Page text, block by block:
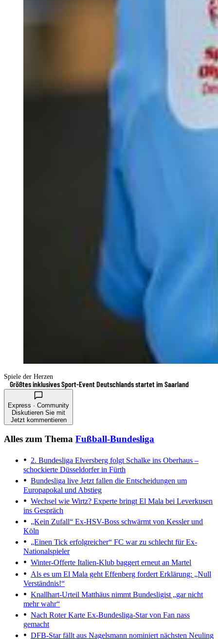
Spiele der Herzen
Größtes inklusives Sport-Event Deutschlands startet im Saarland
Express · Community
Diskutieren Sie mit
Jetzt kommentieren
Alles zum Thema Fußball-Bundesliga
2. Bundesliga Elversberg folgt Schalke ins Oberhaus –
schockierte Düsseldorfer in Fürth
Bundesliga live Jetzt fallen die Entscheidungen um
Europapokal und Abstieg
Wechsel wie Wirtz? Experte bringt El Mala bei Leverkusen
ins Gespräch
„Kein Zufall“ Ex-HSV-Boss schwärmt von Kessler und
Köln
„Einen Tick erfolgreicher“ FC war zu schlecht für Ex-
Nationalspieler
Winter-Offerte Italien-Klub baggert erneut an Martel
Als es um El Mala geht Effenberg fordert Erklärung: „Null
Verständnis!“
Knallhart-Urteil Matthäus nimmt Bundesligist „gar nicht
mehr wahr“
Nach Roter Karte Ex-Bundesliga-Star von Fan nass
gemacht
DFB-Star fällt aus Nagelsmann nominiert nächsten Neuling